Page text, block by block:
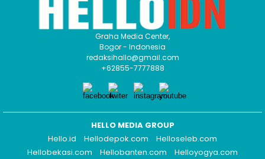
Graha Media Center,
Bogor - Indonesia
redaksihallo@gmail.com
+62855-7777888
HELLO MEDIA GROUP
Hello.id
Hellodepok.com
Helloseleb.com
Hellobekasi.com
Hellobanten.com
Helloyogya.com